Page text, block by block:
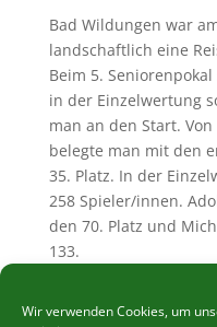
Wir verwenden Cookies, um
Bad Wildungen war
landschaftlich eine
Beim 5.
in der Einzelwertung
man an den Start.
belegte man mit den
35. Platz. In der
258 Spieler/innen.
den 70. Platz und
133.
wieder beim